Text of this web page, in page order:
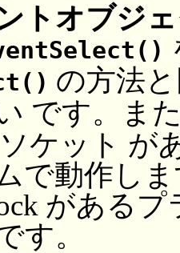
トオブジ
の方法
です。ま
ケット が
で動作し
がある
す。